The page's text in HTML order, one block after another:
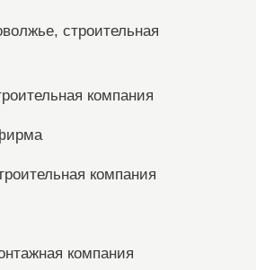
строительная
компания
компания
компания